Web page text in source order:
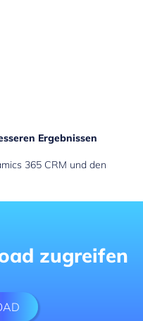
Ergebnissen
365 CRM und den
zugreifen